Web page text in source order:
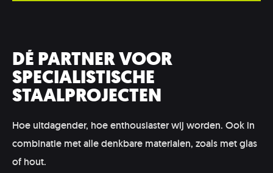
DÉ PARTNER VOOR
SPECIALISTISCHE
STAALPROJECTEN
Hoe uitdagender, hoe enthousiaster wij worden. Ook in
combinatie met alle denkbare materialen, zoals met glas
of hout.